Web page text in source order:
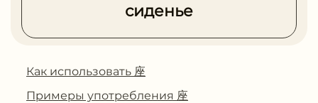
сиденье
Как использовать 座
Примеры употребления 座